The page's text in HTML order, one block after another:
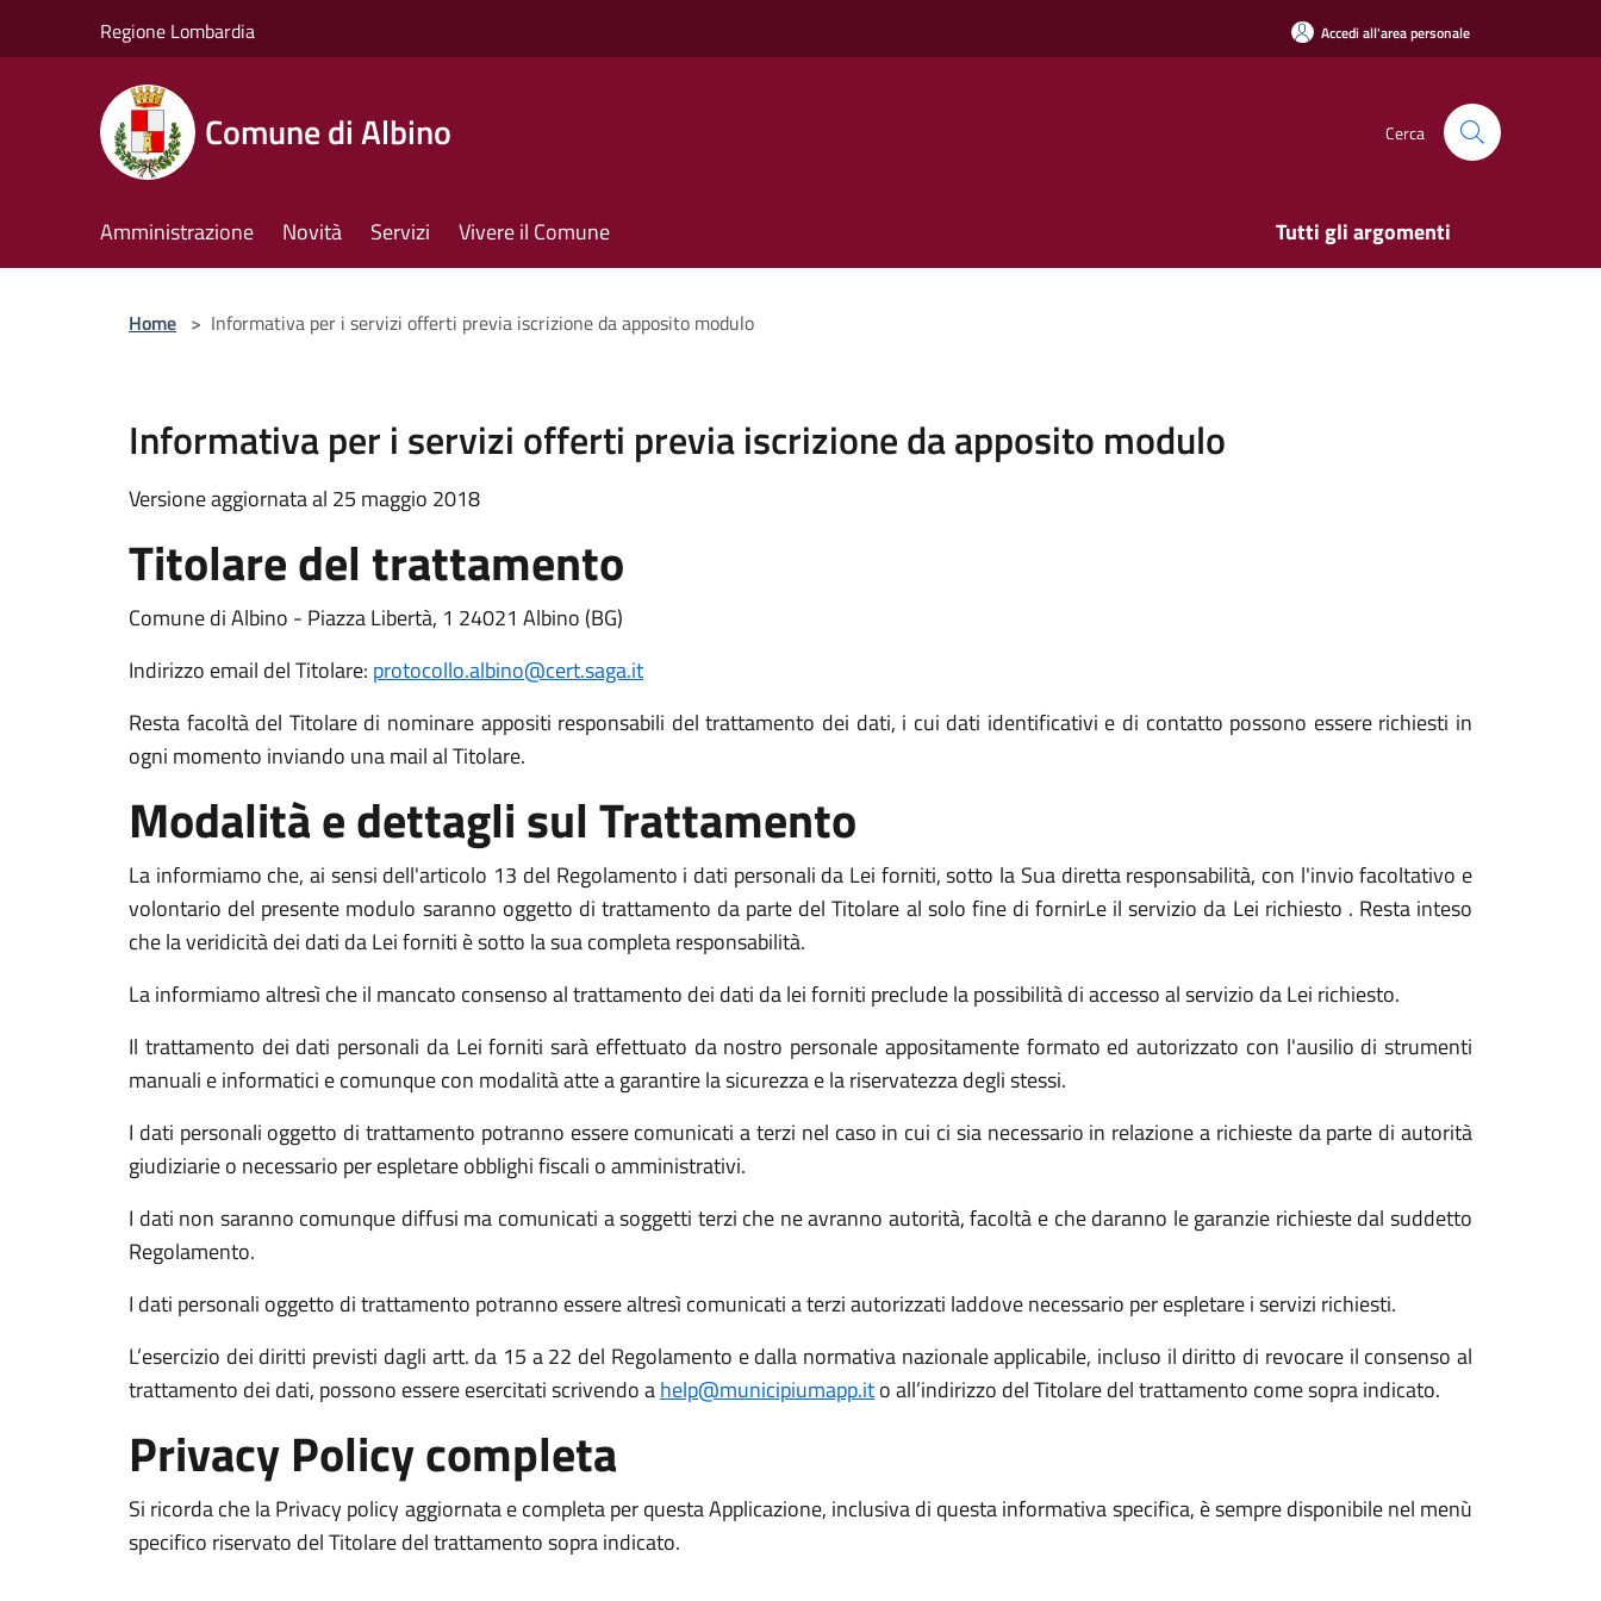
Regione Lombardia Accedi all'area personale
Comune di Albino Cerca
Amministrazione Novità Servizi Vivere il Comune Tutti gli argomenti
Home > Informativa per i servizi offerti previa iscrizione da apposito modulo
Informativa per i servizi offerti previa iscrizione da apposito modulo
Versione aggiornata al 25 maggio 2018
Titolare del trattamento
Comune di Albino - Piazza Libertà, 1 24021 Albino (BG)
Indirizzo email del Titolare: protocollo.albino@cert.saga.it
Resta facoltà del Titolare di nominare appositi responsabili del trattamento dei dati, i cui dati identificativi e di contatto possono essere richiesti in
ogni momento inviando una mail al Titolare.
Modalità e dettagli sul Trattamento
La informiamo che, ai sensi dell'articolo 13 del Regolamento i dati personali da Lei forniti, sotto la Sua diretta responsabilità, con l'invio facoltativo e
volontario del presente modulo saranno oggetto di trattamento da parte del Titolare al solo fine di fornirLe il servizio da Lei richiesto . Resta inteso
che la veridicità dei dati da Lei forniti è sotto la sua completa responsabilità.
La informiamo altresì che il mancato consenso al trattamento dei dati da lei forniti preclude la possibilità di accesso al servizio da Lei richiesto.
Il trattamento dei dati personali da Lei forniti sarà effettuato da nostro personale appositamente formato ed autorizzato con l'ausilio di strumenti
manuali e informatici e comunque con modalità atte a garantire la sicurezza e la riservatezza degli stessi.
I dati personali oggetto di trattamento potranno essere comunicati a terzi nel caso in cui ci sia necessario in relazione a richieste da parte di autorità
giudiziarie o necessario per espletare obblighi fiscali o amministrativi.
I dati non saranno comunque diffusi ma comunicati a soggetti terzi che ne avranno autorità, facoltà e che daranno le garanzie richieste dal suddetto
Regolamento.
I dati personali oggetto di trattamento potranno essere altresì comunicati a terzi autorizzati laddove necessario per espletare i servizi richiesti.
L’esercizio dei diritti previsti dagli artt. da 15 a 22 del Regolamento e dalla normativa nazionale applicabile, incluso il diritto di revocare il consenso al
trattamento dei dati, possono essere esercitati scrivendo ahelp@municipiumapp.ito all’indirizzo del Titolare del trattamento come sopra indicato.
Privacy Policy completa
Si ricorda che la Privacy policy aggiornata e completa per questa Applicazione, inclusiva di questa informativa specifica, è sempre disponibile nel menù
specifico riservato del Titolare del trattamento sopra indicato.